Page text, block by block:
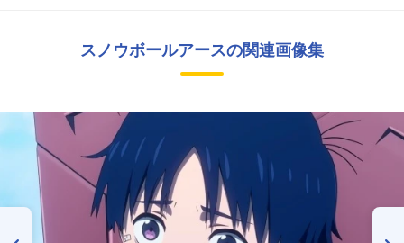
スノウボールアースの関連画像集